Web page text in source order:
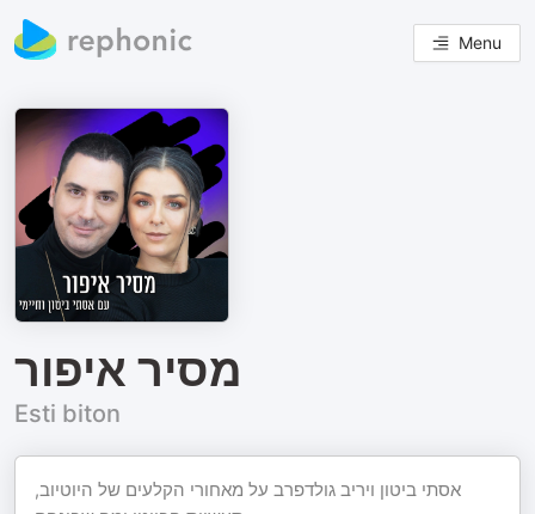
Menu
מסיר איפור
Esti biton
אסתי ביטון ויריב גולדפרב על מאחורי הקלעים של היוטיוב,